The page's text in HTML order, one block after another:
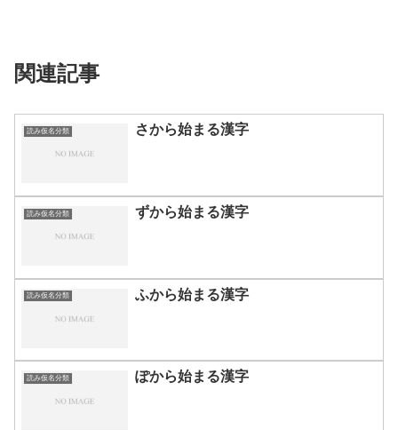
関連記事
読み仮名分類 さから始まる漢字
読み仮名分類 ずから始まる漢字
読み仮名分類 ふから始まる漢字
読み仮名分類 ぽから始まる漢字